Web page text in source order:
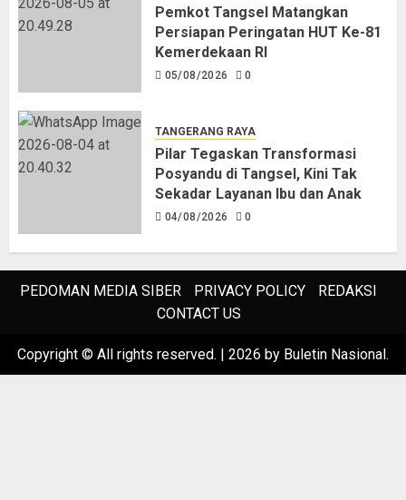
Pemkot Tangsel Matangkan
Persiapan Peringatan HUT Ke-81
Kemerdekaan RI
05/08/2026 0
TANGERANG RAYA
Pilar Tegaskan Transformasi
Posyandu di Tangsel, Kini Tak
Sekadar Layanan Ibu dan Anak
04/08/2026 0
PEDOMAN MEDIA SIBER PRIVACY POLICY
REDAKSI
CONTACT US
Copyright © All rights reserved. 2026 by Buletin Nasional.